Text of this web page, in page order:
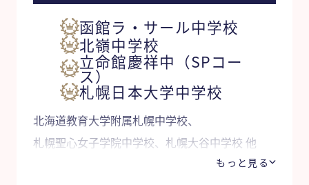
函館ラ・サール中学校
北嶺中学校
立命館慶祥中（SPコー
ス）
札幌日本大学中学校
北海道教育大学附属札幌中学校、
札幌聖心女子学院中学校、札幌大谷中学校 他
もっと見る